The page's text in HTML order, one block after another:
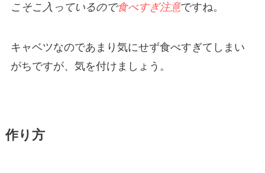
こそこ入っているので食べすぎ注意ですね。
キャベツなのであまり気にせず食べすぎてしまい
がちですが、気を付けましょう。
作り方